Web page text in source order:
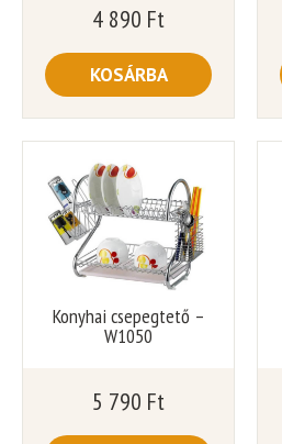
4 890 Ft
KOSÁRBA
Konyhai csepegtető –
W1050
5 790 Ft